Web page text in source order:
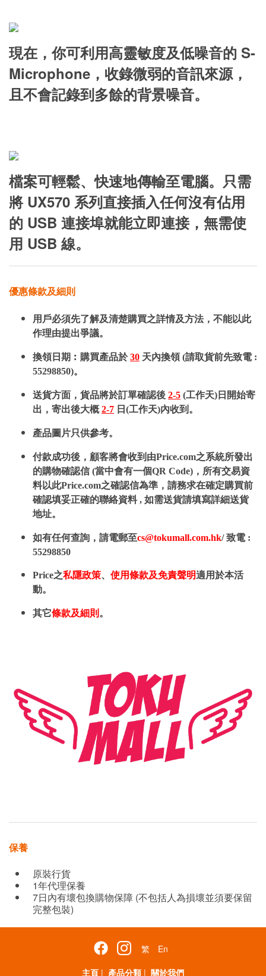
現在，你可利用高靈敏度及低噪音的 S-
Microphone，收錄微弱的音訊來源，
且不會記錄到多餘的背景噪音。
檔案可輕鬆、快速地傳輸至電腦。只需
將 UX570 系列直接插入任何沒有佔用
的 USB 連接埠就能立即連接，無需使
用 USB 線。
優惠條款及細則
用戶必須先了解及清楚購買之詳情及方法，不能以此
作理由提出爭議。
換領日期︰購買產品於30 天內換領 (請取貨前先致電 :
55298850)。
送貨方面，貨品將於訂單確認後 2-5 (工作天)日開始寄
出，寄出後大概2-7 日(工作天)內收到。
產品圖片只供參考。
付款成功後，顧客將會收到由Price.com之系統所發出
的購物確認信 (當中會有一個QR Code)，所有交易資
料以此Price.com之確認信為準，請務求在確定購買前
確認填妥正確的聯絡資料 , 如需送貨請填寫詳細送貨
地址。
如有任何查詢，請電郵至cs@tokumall.com.hk/ 致電 :
55298850
Price之私隱政策、 使用條款及免責聲明適用於本活
動。
其它條款及細則 。
保養
原裝行貨
1年代理保養
7日內有壞包換購物保障 (不包括人為損壞並須要保留
完整包裝)
繁
En
主頁 | 產品分類 | 關於我們